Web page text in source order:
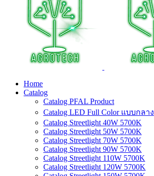
Home
Catalog
Catalog PFAL Product
Catalog LED Full Color แบบกลาง
Catalog Streetlight 40W 5700K
Catalog Streetlight 50W 5700K
Catalog Streetlight 70W 5700K
Catalog Streetlight 90W 5700K
Catalog Streetlight 110W 5700K
Catalog Streetlight 120W 5700K